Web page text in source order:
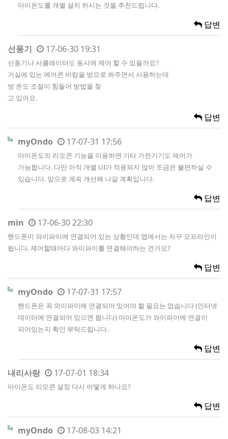
마이온도를 개별 설치 하시는 것을 추천드립니다.
답변
선풍기 17-06-30 19:31
선풍기나 서큘레이터도 동시에 제어 할 수 있을까요?
거실에 있는 에어콘 바람을 방으로 쏴주면서 사용하는데
방 온도 조절이 힘들어 방법을 찾
고 있어요.
답변
myOndo 17-07-31 17:56
마이온도의 리모콘 기능을 이용하면 기타 가전기기도 제어가
가능합니다. 다만 아직 개별 UI가 적용되지 않아 조금은 불편하실 수
있습니다. 앞으로 계속 개선해 나갈 계획입니다.
답변
min 17-06-30 22:30
핸드폰이 와이파이에 연결되어 있는 상황인데 앱에서는 자꾸 오프라인이
됩니다. 제어할때마다 와이파이를 연결해야하는 건가요?
답변
myOndo 17-07-31 17:57
핸드폰은 꼭 와이파이에 연결되어 있어야 할 필요는 없습니다 (인터넷
데이터에 연결되어 있으면 됩니다) 마이온도가 와이파이에 연결이
되어있는지 확인 부탁드립니다.
답변
내리사랑 17-07-01 18:34
마이온도 리모콘 설정 다시 어떻게 하나요?
답변
myOndo 17-08-03 14:21